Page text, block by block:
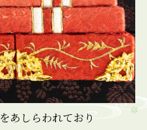
をあしらわれており